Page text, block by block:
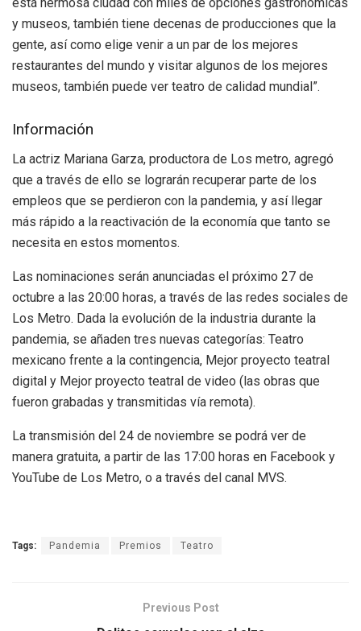
está hermosa ciudad con miles de opciones gastronómicas
y museos, también tiene decenas de producciones que la
gente, así como elige venir a un par de los mejores
restaurantes del mundo y visitar algunos de los mejores
museos, también puede ver teatro de calidad mundial”.
Información
La actriz Mariana Garza, productora de Los metro, agregó
que a través de ello se lograrán recuperar parte de los
empleos que se perdieron con la pandemia, y así llegar
más rápido a la reactivación de la economía que tanto se
necesita en estos momentos.
Las nominaciones serán anunciadas el próximo 27 de
octubre a las 20:00 horas, a través de las redes sociales de
Los Metro. Dada la evolución de la industria durante la
pandemia, se añaden tres nuevas categorías: Teatro
mexicano frente a la contingencia, Mejor proyecto teatral
digital y Mejor proyecto teatral de video (las obras que
fueron grabadas y transmitidas vía remota).
La transmisión del 24 de noviembre se podrá ver de
manera gratuita, a partir de las 17:00 horas en Facebook y
YouTube de Los Metro, o a través del canal MVS.
Tags: Pandemia Premios Teatro
Previous Post